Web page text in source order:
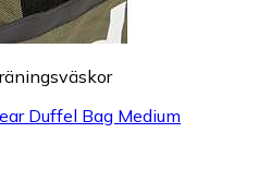
Duffel Bag Medium